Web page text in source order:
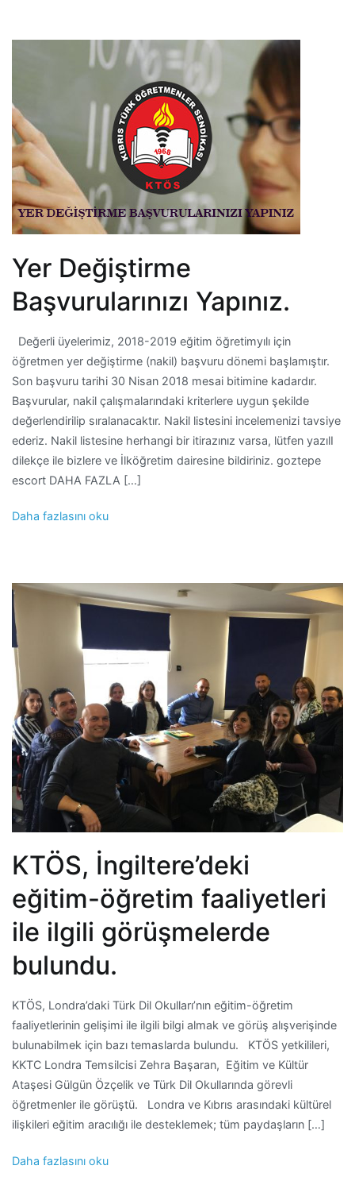
Yer Değiştirme
Başvurularınızı Yapınız.
Değerli üyelerimiz, 2018-2019 eğitim öğretimyılı için
öğretmen yer değiştirme (nakil) başvuru dönemi başlamıştır.
Son başvuru tarihi 30 Nisan 2018 mesai bitimine kadardır.
Başvurular, nakil çalışmalarındaki kriterlere uygun şekilde
değerlendirilip sıralanacaktır. Nakil listesini incelemenizi tavsiye
ederiz. Nakil listesine herhangi bir itirazınız varsa, lütfen yazılI
dilekçe ile bizlere ve İlköğretim dairesine bildiriniz. goztepe
escort DAHA FAZLA […]
Daha fazlasını oku
KTÖS, İngiltere’deki
eğitim-öğretim faaliyetleri
ile ilgili görüşmelerde
bulundu.
KTÖS, Londra’daki Türk Dil Okulları’nın eğitim-öğretim
faaliyetlerinin gelişimi ile ilgili bilgi almak ve görüş alışverişinde
bulunabilmek için bazı temaslarda bulundu. KTÖS yetkilileri,
KKTC Londra Temsilcisi Zehra Başaran, Eğitim ve Kültür
Ataşesi Gülgün Özçelik ve Türk Dil Okullarında görevli
öğretmenler ile görüştü. Londra ve Kıbrıs arasındaki kültürel
ilişkileri eğitim aracılığı ile desteklemek; tüm paydaşların […]
Daha fazlasını oku